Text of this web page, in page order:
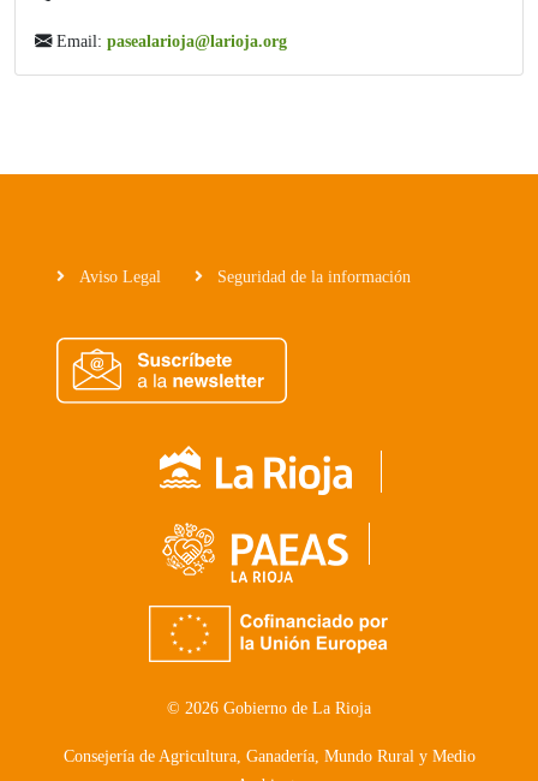
Email: pasealarioja@larioja.org
Aviso Legal Seguridad de la información
© 2026 Gobierno de La Rioja
Consejería de Agricultura, Ganadería, Mundo Rural y Medio